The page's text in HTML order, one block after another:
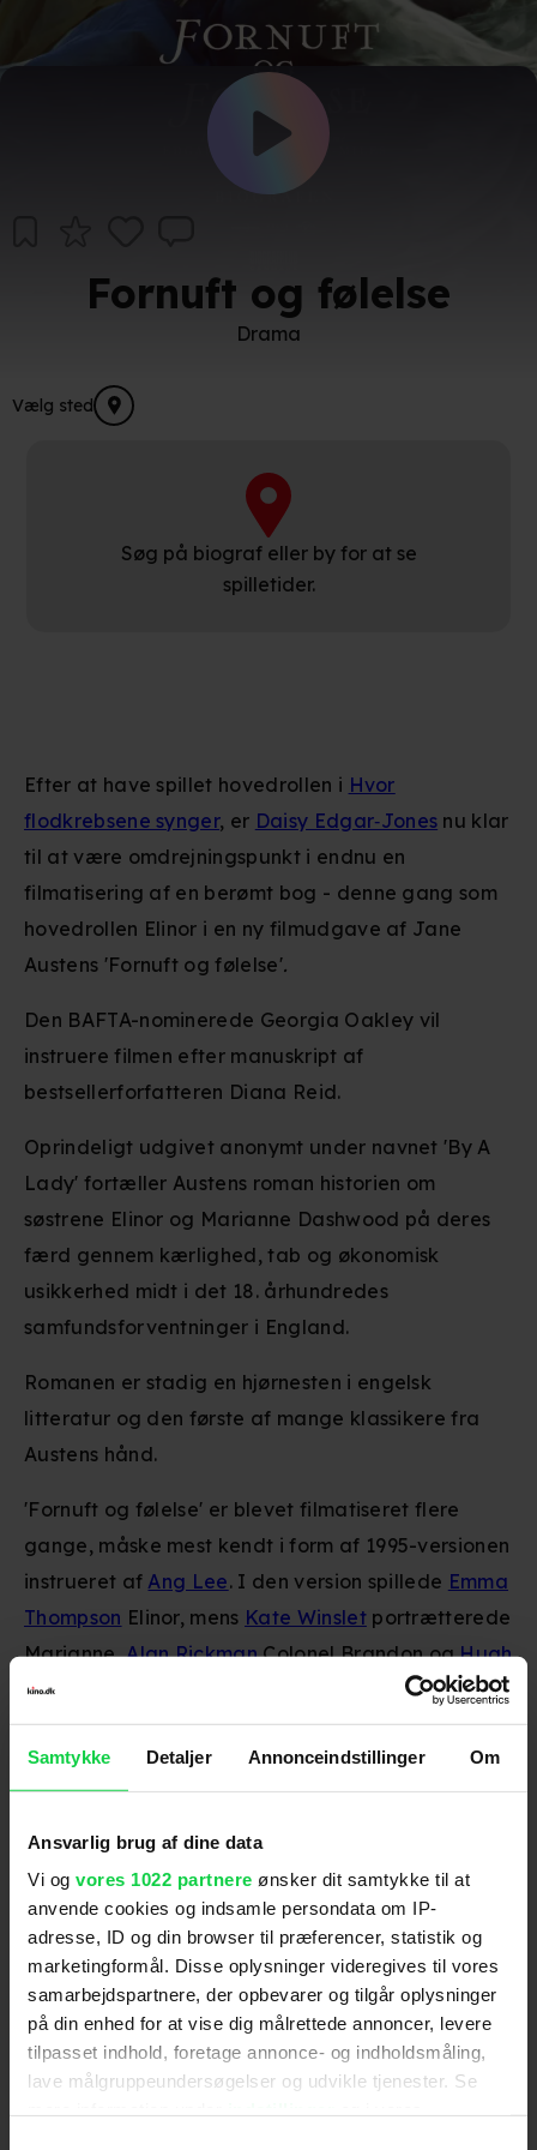
Samtykke Detaljer Annonceindstillinger Om
Ansvarlig brug af dine data
Vi og vores 1022 partnere ønsker dit samtykke til at
anvende cookies og indsamle persondata om IP-
adresse, ID og din browser til præferencer, statistik og
marketingformål. Disse oplysninger videregives til vores
samarbejdspartnere, der opbevarer og tilgår oplysninger
på din enhed for at vise dig målrettede annoncer, levere
tilpasset indhold, foretage annonce- og indholdsmåling,
lave målgruppeundersøgelser og udvikle tjenester. Se
Fornuft og følelse
Drama
Vælg sted
Søg på biograf eller by for at se
spilletider.
Efter at have spillet hovedrollen i Hvor
flodkrebsene synger, er Daisy Edgar‑Jones nu klar
til at være omdrejningspunkt i endnu en
filmatisering af en berømt bog - denne gang som
hovedrollen Elinor i en ny filmudgave af Jane
Austens 'Fornuft og følelse'.
Den BAFTA-nominerede Georgia Oakley vil
instruere filmen efter manuskript af
bestsellerforfatteren Diana Reid.
Oprindeligt udgivet anonymt under navnet 'By A
Lady' fortæller Austens roman historien om
søstrene Elinor og Marianne Dashwood på deres
færd gennem kærlighed, tab og økonomisk
usikkerhed midt i det 18. århundredes
samfundsforventninger i England.
Romanen er stadig en hjørnesten i engelsk
litteratur og den første af mange klassikere fra
Austens hånd.
'Fornuft og følelse' er blevet filmatiseret flere
gange, måske mest kendt i form af 1995-versionen
instrueret afAng Lee. I den version spillede Emma
Thompson Elinor, mens Kate Winsletportrætterede
Marianne,Alan RickmanColonel Brandon ogHugh
Grant
Det bliver produktionsselskabet Focus Features,
2006‑versionen afStolthed og fordom
KnightleyogMatthew MacfadyensamtEmma
2020 med
Anya Taylor‑Joy i titelrollen.
Daisy Edgar‑Jones er bedst kendt fra film som
Twistersog den førnævnte 'Hvor flodkrebsene
synger', og blev BAFTA‑ og Golden
Globe‑nomineret for sin hovedrolle sammen med
Paul Mescali serien 'Normal People'.